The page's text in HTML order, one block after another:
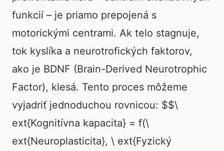
funkcií – je priamo prepojená s
motorickými centrami. Ak telo stagnuje,
tok kyslíka a neurotrofických faktorov,
ako je BDNF (Brain-Derived Neurotrophic
Factor), klesá. Tento proces môžeme
vyjadriť jednoduchou rovnicou: $$\
ext{Kognitívna kapacita} = f(\
ext{Neuroplasticita}, \ ext{Fyzický